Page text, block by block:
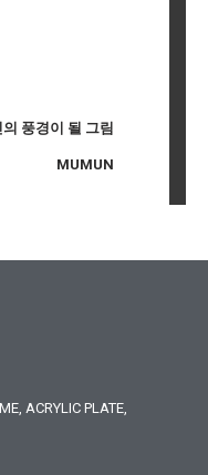
의 풍경이 될 그림
MUMUN
ACRYLIC PLATE,